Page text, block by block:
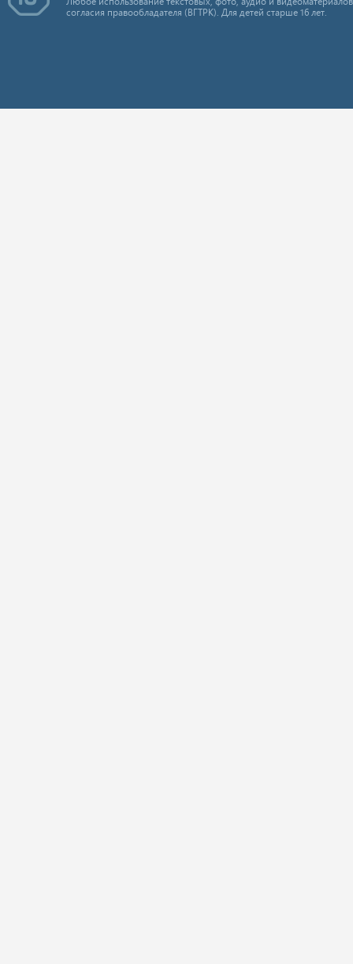
согласия правообладателя (ВГТРК). Для детей старше 16 лет.